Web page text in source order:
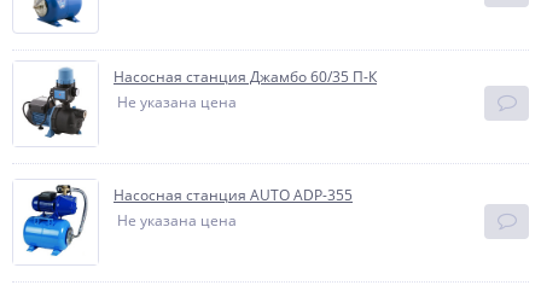
Насосная станция Джамбо 60/35 П-К
Не указана цена
Насосная станция AUTO ADP-355
Не указана цена